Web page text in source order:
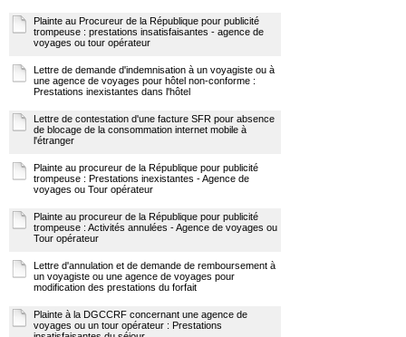
Plainte au Procureur de la République pour publicité
trompeuse : prestations insatisfaisantes - agence de
voyages ou tour opérateur
Lettre de demande d'indemnisation à un voyagiste ou à
une agence de voyages pour hôtel non-conforme :
Prestations inexistantes dans l'hôtel
Lettre de contestation d'une facture SFR pour absence
de blocage de la consommation internet mobile à
l'étranger
Plainte au procureur de la République pour publicité
trompeuse : Prestations inexistantes - Agence de
voyages ou Tour opérateur
Plainte au procureur de la République pour publicité
trompeuse : Activités annulées - Agence de voyages ou
Tour opérateur
Lettre d'annulation et de demande de remboursement à
un voyagiste ou une agence de voyages pour
modification des prestations du forfait
Plainte à la DGCCRF concernant une agence de
voyages ou un tour opérateur : Prestations